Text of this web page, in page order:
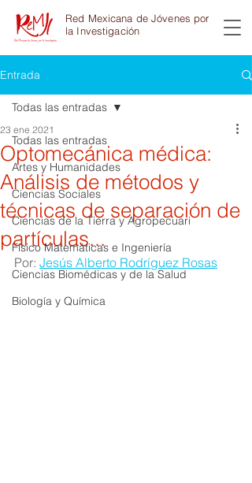
Red Mexicana de Jóvenes por
la Investigación
Entrada
Todas las entradas
Artes y Humanidades
Ciencias Sociales
Ciencias de la Tierra y Agropecuari
Físico Matemáticas e Ingeniería
Ciencias Biomédicas y de la Salud
Biología y Química
Todas las entradas
Optomecánica médica:
Análisis de métodos y
técnicas de separación de
partículas...
23 ene 2021
Por: Jesús Alberto Rodríguez Rosas